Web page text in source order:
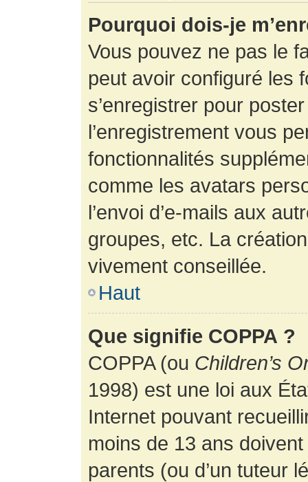
Pourquoi dois-je
Vous pouvez ne pas le
peut avoir configuré les
s’enregistrer pour
l’enregistrement vous
fonctionnalités
comme les avatars
l’envoi d’e-mails aux
groupes, etc. La
vivement conseillée.
Haut
Que signifie COPPA ?
COPPA (ou Children’s
1998) est une loi aux
Internet pouvant
moins de 13 ans
parents (ou d’un tuteur